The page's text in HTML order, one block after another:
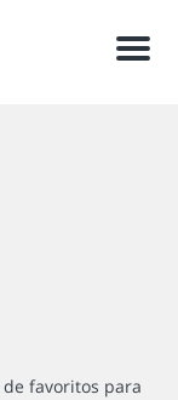
Menú
favoritos para